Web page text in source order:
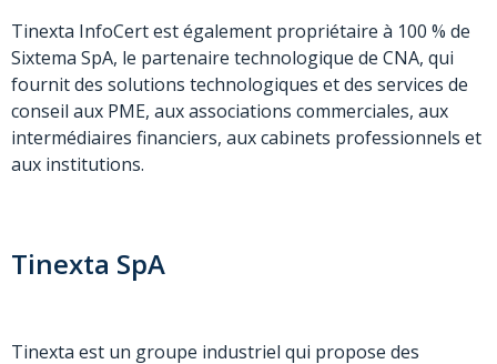
Tinexta InfoCert est également propriétaire à 100 % de
Sixtema SpA, le partenaire technologique de CNA, qui
fournit des solutions technologiques et des services de
conseil aux PME, aux associations commerciales, aux
intermédiaires financiers, aux cabinets professionnels et
aux institutions.
Tinexta SpA
Tinexta est un groupe industriel qui propose des